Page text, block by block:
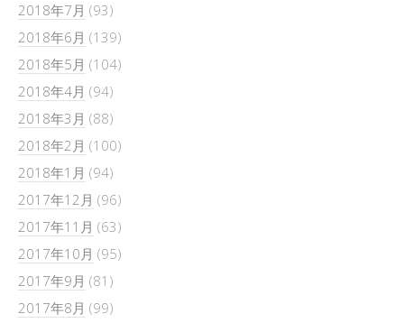
2018年7月 (93)
2018年6月 (139)
2018年5月 (104)
2018年4月 (94)
2018年3月 (88)
2018年2月 (100)
2018年1月 (94)
2017年12月 (96)
2017年11月 (63)
2017年10月 (95)
2017年9月 (81)
2017年8月 (99)